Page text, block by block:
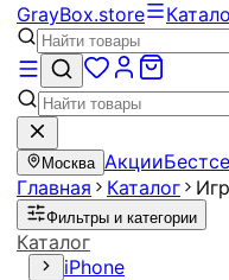
GrayBox.store
Москва Акции
Главная
Каталог
Фильтры и категории
Каталог
iPhone